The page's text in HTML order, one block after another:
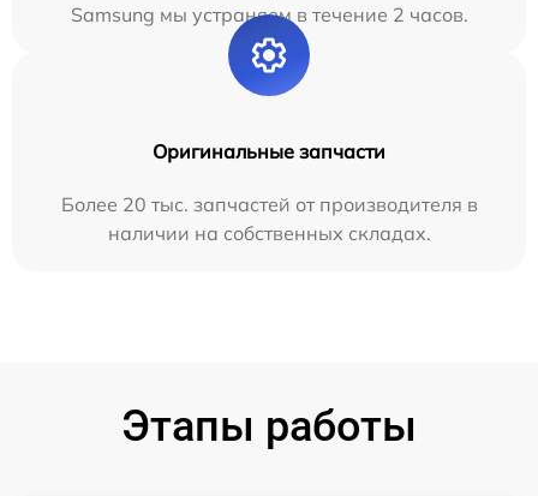
Samsung мы устраняем в течение 2 часов.
Оригинальные запчасти
Более 20 тыс. запчастей от производителя в
наличии на собственных складах.
Этапы работы